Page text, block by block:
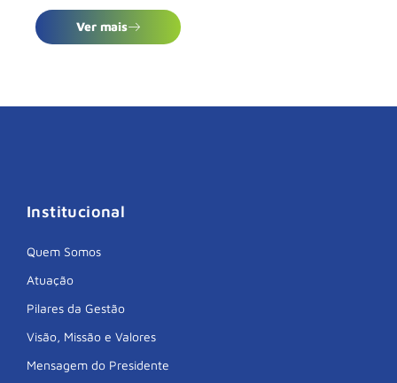
Ver mais
Institucional
Quem Somos
Atuação
Pilares da Gestão
Visão, Missão e Valores
Mensagem do Presidente